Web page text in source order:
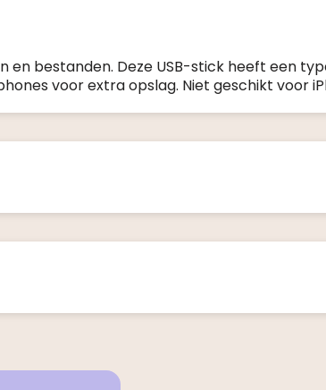
en bestanden. Deze USB-stick heeft een
voor extra opslag. Niet geschikt voor